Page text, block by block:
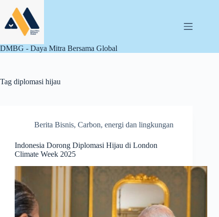
content
DMBG - Daya Mitra Bersama Global
Tag diplomasi hijau
Berita Bisnis, Carbon, energi dan lingkungan
Indonesia Dorong Diplomasi Hijau di London
Climate Week 2025